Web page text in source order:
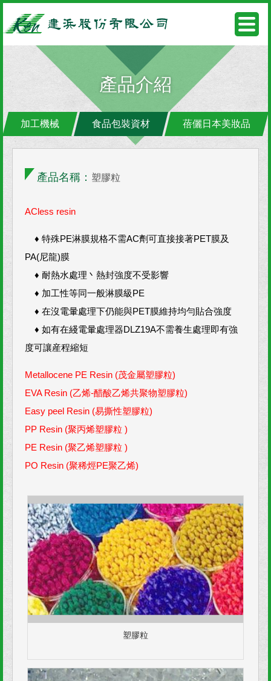
產品介紹
加工機械 食品包裝資材 蓓儷日本美妝品
產品名稱： 塑膠粒
ACless resin
♦ 特殊PE淋膜規格不需AC劑可直接接著PET膜及
PA(尼龍)膜
♦ 耐熱水處理丶熱封強度不受影響
♦ 加工性等同一般淋膜級PE
♦ 在沒電暈處理下仍能與PET膜維持均勻貼合強度
♦ 如有在綫電暈處理器DLZ19A不需養生處理即有強
度可讓産程縮短
Metallocene PE Resin (茂金屬塑膠粒)
EVA Resin (乙烯-醋酸乙烯共聚物塑膠粒)
Easy peel Resin (易撕性塑膠粒)
PP Resin (聚丙烯塑膠粒 )
PE Resin (聚乙烯塑膠粒 )
PO Resin (聚稀烴PE聚乙烯)
塑膠粒